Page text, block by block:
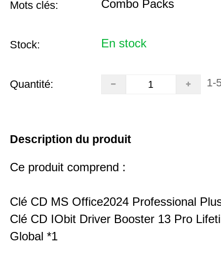
Mots clés: Combo Packs
Stock: En stock
Quantité: 1-
Description du produit
Ce produit comprend :
Clé CD MS Office2024 Professional
Clé CD IObit Driver Booster 13 Pro
Global *1